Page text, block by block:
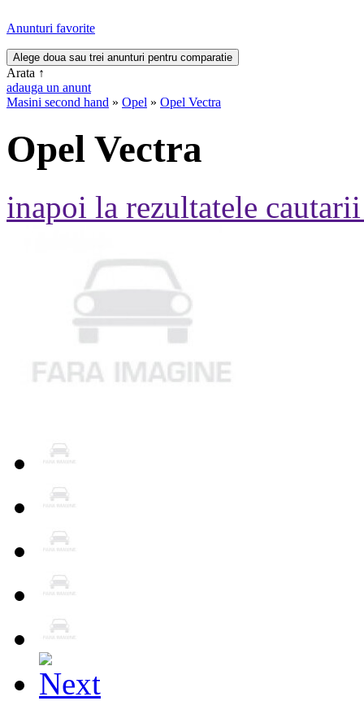
Anunturi favorite
Arata ↑
adauga un anunt
Masini second hand » Opel » Opel Vectra
Opel Vectra
inapoi la rezultatele